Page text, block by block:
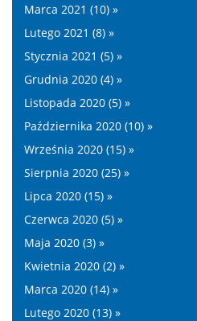
Marca 2021 (10) »
Lutego 2021 (8) »
Stycznia 2021 (5) »
Grudnia 2020 (4) »
Listopada 2020 (5) »
Października 2020 (10) »
Września 2020 (15) »
Sierpnia 2020 (25) »
Lipca 2020 (15) »
Czerwca 2020 (5) »
Maja 2020 (3) »
Kwietnia 2020 (2) »
Marca 2020 (14) »
Lutego 2020 (13) »